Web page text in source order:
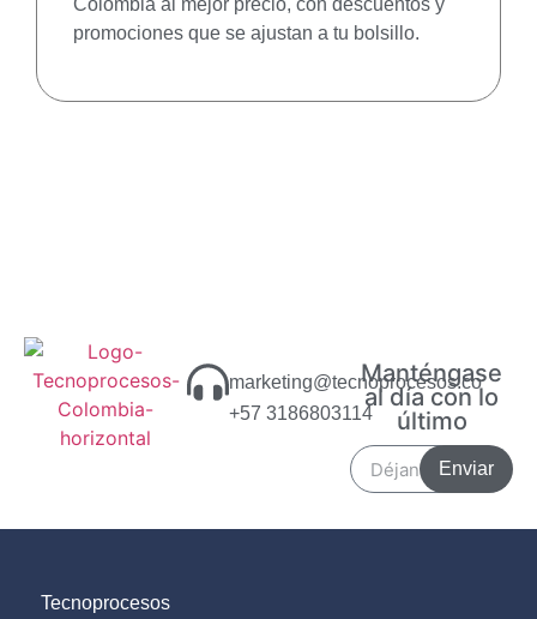
promociones que se ajustan a tu bolsillo.
marketing@tecnoprocesos.co
+57 3186803114
Manténgase
al día con lo
último
Enviar
Tecnoprocesos